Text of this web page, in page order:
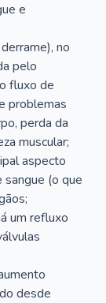
e
no
pelo
fluxo de
problemas
perda da
muscular;
aspecto
(o que
um refluxo
desde